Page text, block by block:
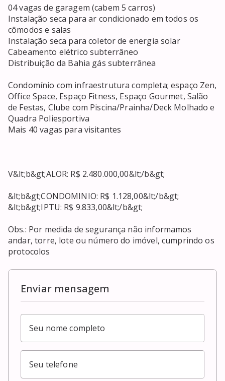
04 vagas de garagem (cabem 5 carros)
Instalação seca para ar condicionado em todos os
cômodos e salas
Instalação seca para coletor de energia solar
Cabeamento elétrico subterrâneo
Distribuição da Bahia gás subterrânea
Condomínio com infraestrutura completa; espaço Zen,
Office Space, Espaço Fitness, Espaço Gourmet, Salão
de Festas, Clube com Piscina/Prainha/Deck Molhado e
Quadra Poliesportiva
Mais 40 vagas para visitantes
V&lt;b&gt;ALOR: R$ 2.480.000,00&lt;/b&gt;
&lt;b&gt;CONDOMINIO: R$ 1.128,00&lt;/b&gt;
&lt;b&gt;IPTU: R$ 9.833,00&lt;/b&gt;
Obs.: Por medida de segurança não informamos
andar, torre, lote ou número do imóvel, cumprindo os
protocolos
Enviar mensagem